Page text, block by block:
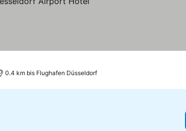
0.4 km bis Flughafen Düsseldorf